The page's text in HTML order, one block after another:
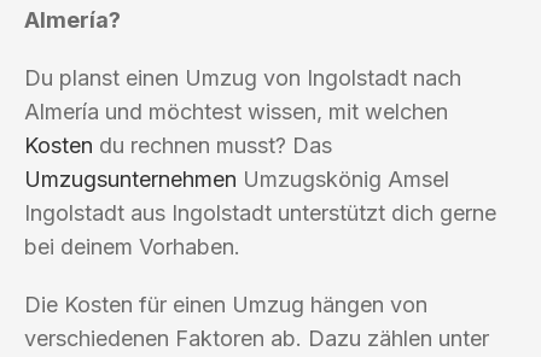
Almería?
Du planst einen Umzug von Ingolstadt nach
Almería und möchtest wissen, mit welchen
Kosten du rechnen musst? Das
Umzugsunternehmen Umzugskönig Amsel
Ingolstadt aus Ingolstadt unterstützt dich gerne
bei deinem Vorhaben.
Die Kosten für einen Umzug hängen von
verschiedenen Faktoren ab. Dazu zählen unter